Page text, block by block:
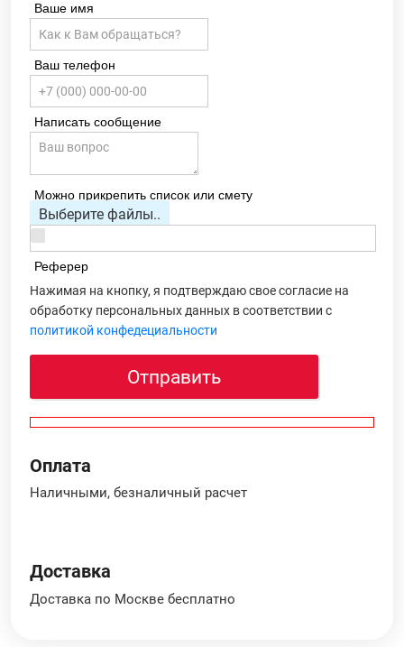
Ваше имя
Ваш телефон
Написать сообщение
Можно прикрепить список или смету
Выберите файлы..
Реферер
Нажимая на кнопку, я подтверждаю свое согласие на
обработку персональных данных в соответствии с
политикой конфедециальности
Отправить
Оплата
Наличными, безналичный расчет
Доставка
Доставка по Москве бесплатно